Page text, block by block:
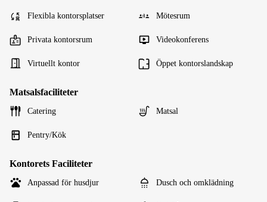
Flexibla kontorsplatser Mötesrum
Privata kontorsrum Videokonferens
Virtuellt kontor Öppet kontorslandskap
Matsalsfaciliteter
Catering Matsal
Pentry/Kök
Kontorets Faciliteter
Anpassad för husdjur Dusch och omklädning